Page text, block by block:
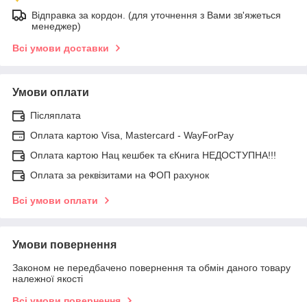
Відправка за кордон. (для уточнення з Вами зв'яжеться
менеджер)
Всі умови доставки
Умови оплати
Післяплата
Оплата картою Visa, Mastercard - WayForPay
Оплата картою Нац кешбек та єКнига НЕДОСТУПНА!!!
Оплата за реквізитами на ФОП рахунок
Всі умови оплати
Умови повернення
Законом не передбачено повернення та обмін даного товару
належної якості